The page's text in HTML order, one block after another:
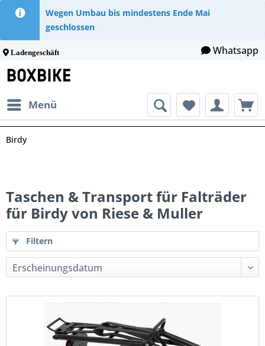
Wegen Umbau bis mindestens Ende Mai
geschlossen
Ladengeschäft Whatsapp
Menü
Birdy
Taschen & Transport für Falträder
für Birdy von Riese & Muller
Filtern